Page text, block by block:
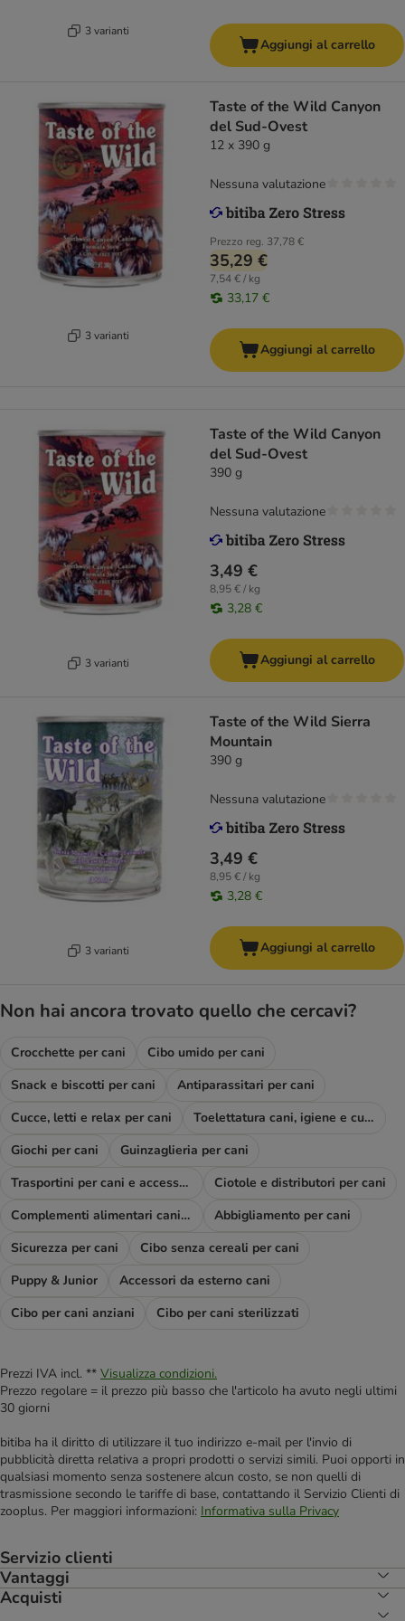
3 varianti
Aggiungi al carrello
3 varianti
Taste of the Wild Canyon
del Sud-Ovest
12 x 390 g
Prezzo reg. 37,78 €
35,29 €
7,54 € / kg
33,17 €
Nessuna valutazione
Aggiungi al carrello
3 varianti
Taste of the Wild Canyon
del Sud-Ovest
390 g
3,49 €
8,95 € / kg
3,28 €
Nessuna valutazione
Aggiungi al carrello
3 varianti
Taste of the Wild Sierra
Mountain
390 g
3,49 €
8,95 € / kg
3,28 €
Nessuna valutazione
Aggiungi al carrello
Non hai ancora trovato quello che cercavi?
Crocchette per cani
Cibo umido per cani
Snack e biscotti per cani
Antiparassitari per cani
Cucce, letti e relax per cani
Toelettatura cani, igiene e cura
Giochi per cani
Guinzaglieria per cani
Trasportini per cani e accessori viaggio
Ciotole e distributori per cani
Complementi alimentari cani e diete
Abbigliamento per cani
Sicurezza per cani
Cibo senza cereali per cani
Puppy & Junior
Accessori da esterno cani
Cibo per cani anziani
Cibo per cani sterilizzati
Prezzi IVA incl. ** Visualizza condizioni.
Prezzo regolare = il prezzo più basso che l'articolo ha avuto negli ultimi
30 giorni
bitiba ha il diritto di utilizzare il tuo indirizzo e-mail per l'invio di
pubblicità diretta relativa a propri prodotti o servizi simili. Puoi opporti in
qualsiasi momento senza sostenere alcun costo, se non quelli di
trasmissione secondo le tariffe di base, contattando il Servizio Clienti di
zooplus. Per maggiori informazioni: Informativa sulla Privacy
Servizio clienti
Vantaggi
Acquisti